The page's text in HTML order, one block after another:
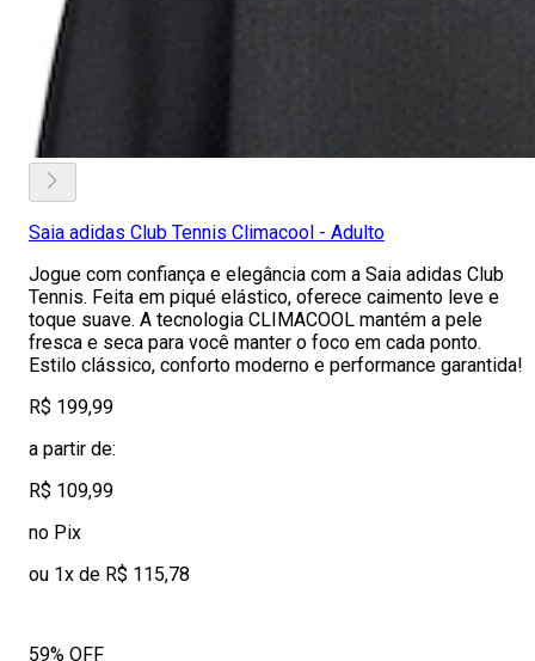
Saia adidas Club Tennis Climacool - Adulto
Jogue com confiança e elegância com a Saia adidas Club
Tennis. Feita em piqué elástico, oferece caimento leve e
toque suave. A tecnologia CLIMACOOL mantém a pele
fresca e seca para você manter o foco em cada ponto.
Estilo clássico, conforto moderno e performance garantida!
R$ 199,99
a partir de:
R$ 109,99
no Pix
ou 1x de R$ 115,78
59% OFF